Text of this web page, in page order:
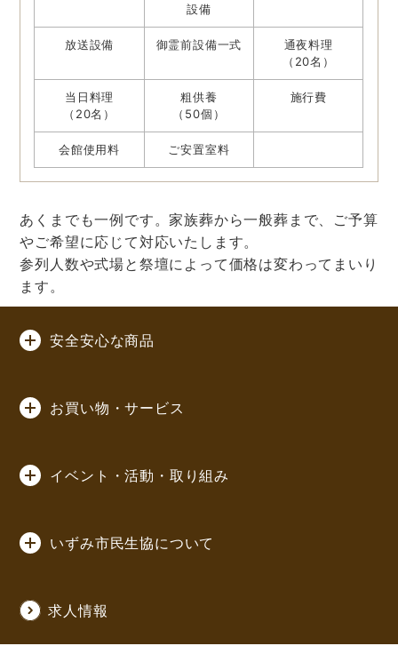
設備
放送設備 御霊前設備一式
通夜料理
（20名）
当日料理
（20名）
粗供養
（50個）
施行費
会館使用料 ご安置室料
あくまでも一例です。家族葬から一般葬まで、ご予算
やご希望に応じて対応いたします。
参列人数や式場と祭壇によって価格は変わってまいり
ます。
安全安心な商品
お買い物・サービス
イベント・活動・取り組み
いずみ市民生協について
求人情報